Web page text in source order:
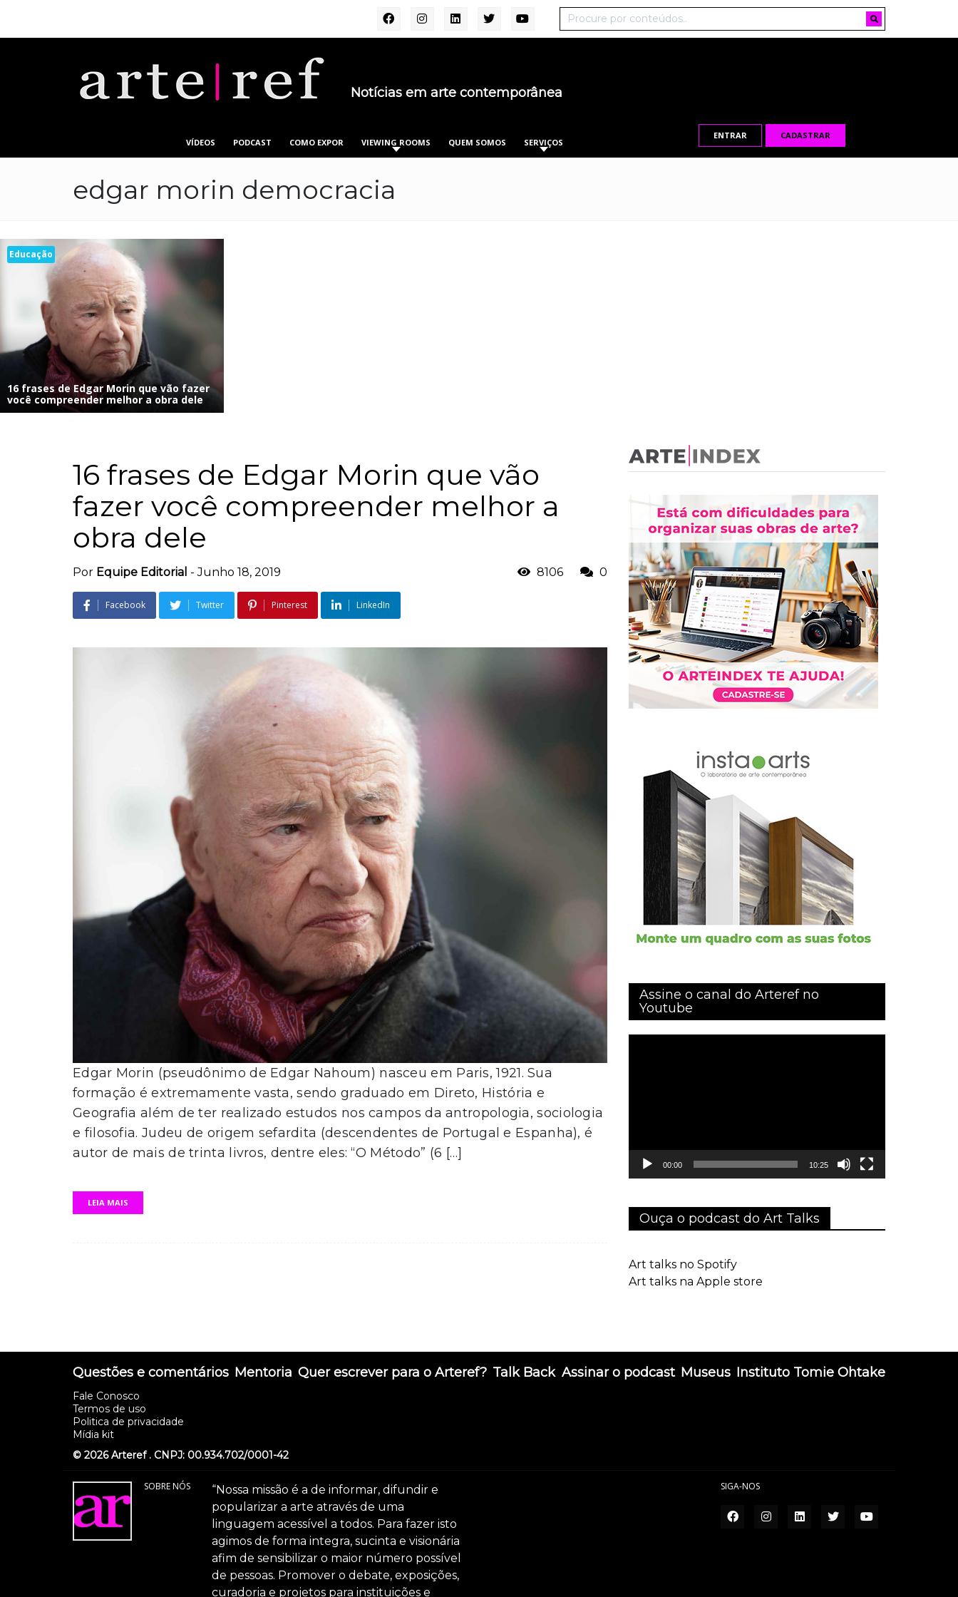
Notícias em arte contemporânea
VÍDEOS PODCAST COMO EXPOR VIEWING ROOMS QUEM SOMOS SERVIÇOS
ENTRAR CADASTRAR
edgar morin democracia
Educação
16 frases de Edgar Morin que vão fazer
você compreender melhor a obra dele
16 frases de Edgar Morin que vão
fazer você compreender melhor a
obra dele
Por Equipe Editorial -Junho 18, 2019 8106 0
Facebook Twitter Pinterest LinkedIn
Edgar Morin (pseudônimo de Edgar Nahoum) nasceu em Paris, 1921. Sua
formação é extremamente vasta, sendo graduado em Direto, História e
Geografia além de ter realizado estudos nos campos da antropologia, sociologia
e filosofia. Judeu de origem sefardita (descendentes de Portugal e Espanha), é
autor de mais de trinta livros, dentre eles: “O Método” (6 […]
LEIA MAIS
Assine o canal do Arteref no
Youtube
00:00 10:25
Ouça o podcast do Art Talks
Art talks no Spotify
Art talks na Apple store
Questões e comentários
Fale Conosco
Termos de uso
Politica de privacidade
Mídia kit
Mentoria Quer escrever para o Arteref? Talk Back Assinar o podcast Museus Instituto Tomie Ohtake
© 2026 Arteref . CNPJ: 00.934.702/0001-42
SOBRE NÓS
“Nossa missão é a de informar, difundir e
popularizar a arte através de uma
linguagem acessível a todos. Para fazer isto
agimos de forma integra, sucinta e visionária
afim de sensibilizar o maior número possível
de pessoas. Promover o debate, exposições,
curadoria e projetos para instituições e
SIGA-NOS